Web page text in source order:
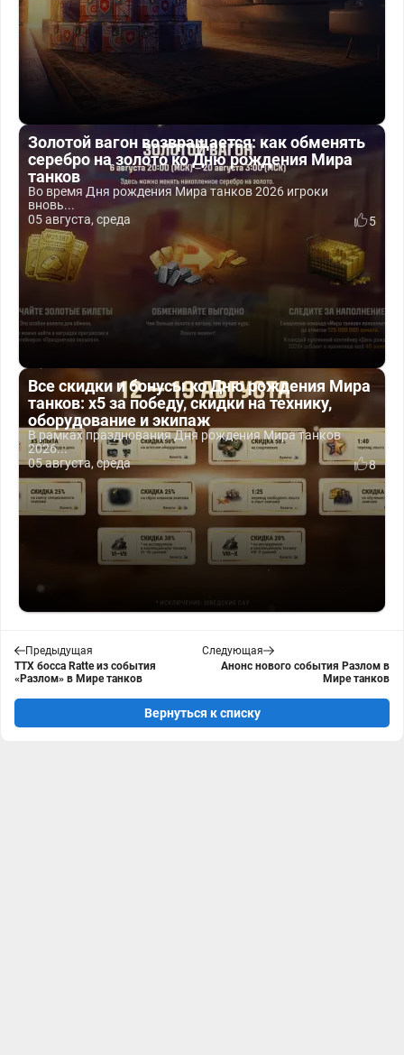
Золотой вагон возвращается: как обменять
серебро на золото ко Дню рождения Мира
танков
Во время Дня рождения Мира танков 2026 игроки
вновь...
05 августа, среда
5
Все скидки и бонусы ко Дню рождения Мира
танков: x5 за победу, скидки на технику,
оборудование и экипаж
В рамках празднования Дня рождения Мира танков
2026...
05 августа, среда
8
Предыдущая
ТТХ босса Ratte из события
«Разлом» в Мире танков
Следующая
Анонс нового события Разлом в
Мире танков
Вернуться к списку